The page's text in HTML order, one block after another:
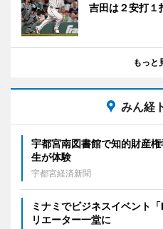
吉田は２安打
もっと
みん経
宇都宮南図書館で知的財産
生が体験
宇都宮経済新聞
ミナミでビジネスイベント
リエーター一堂に